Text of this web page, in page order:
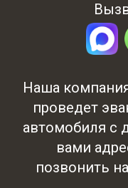
Наша
проведет
автомобиля с
вами
позвонить